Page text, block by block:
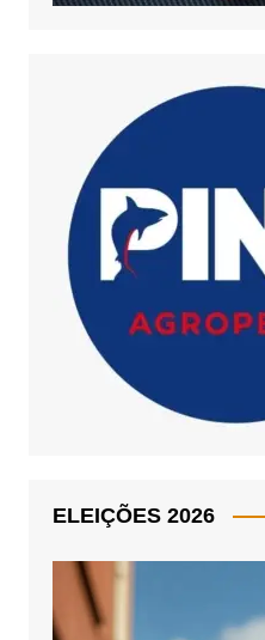
ELEIÇÕES 2026